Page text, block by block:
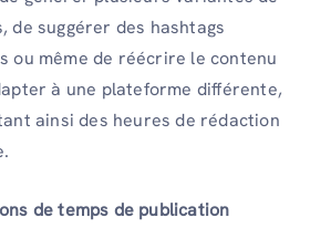
de suggérer des hashtags
ou même de réécrire le contenu
à une plateforme différente,
ainsi des heures de rédaction
de temps de publication